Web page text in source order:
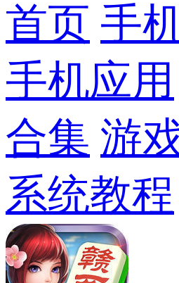
首页 手
手机应用
合集 游
系统教程